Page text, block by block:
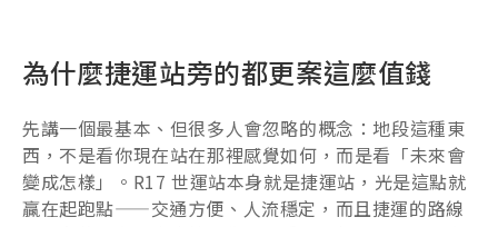
為什麼捷運站旁的都更案這麼值錢
先講一個最基本、但很多人會忽略的概念：地段這種東
西，不是看你現在站在那裡感覺如何，而是看「未來會
變成怎樣」。R17 世運站本身就是捷運站，光是這點就
贏在起跑點——交通方便、人流穩定，而且捷運的路線